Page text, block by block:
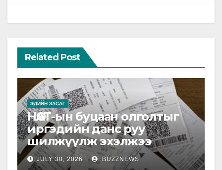
Related Post
ЭДИЙН ЗАСАГ
НӨАТ-ын буцаан олголтыг
иргэдийн данс руу
шилжүүлж эхэлжээ
JULY 30, 2026 BUZZNEWS